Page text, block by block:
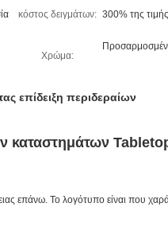
κόστος δειγμάτων: 300% της
Χρώμα:
επίδειξη περιδεραίων
καταστημάτων
επάνω. Το λογότυπο είναι που